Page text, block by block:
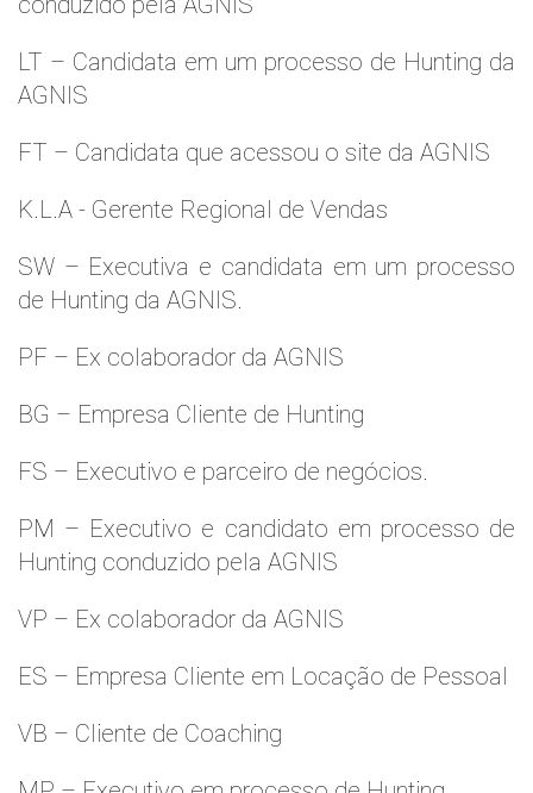
LT – Candidata em um processo de Hunting da
AGNIS
FT – Candidata que acessou o site da AGNIS
K.L.A - Gerente Regional de Vendas
SW – Executiva e candidata em um processo
de Hunting da AGNIS.
PF – Ex colaborador da AGNIS
BG – Empresa Cliente de Hunting
FS – Executivo e parceiro de negócios.
PM – Executivo e candidato em processo de
Hunting conduzido pela AGNIS
VP – Ex colaborador da AGNIS
ES – Empresa Cliente em Locação de Pessoal
VB – Cliente de Coaching